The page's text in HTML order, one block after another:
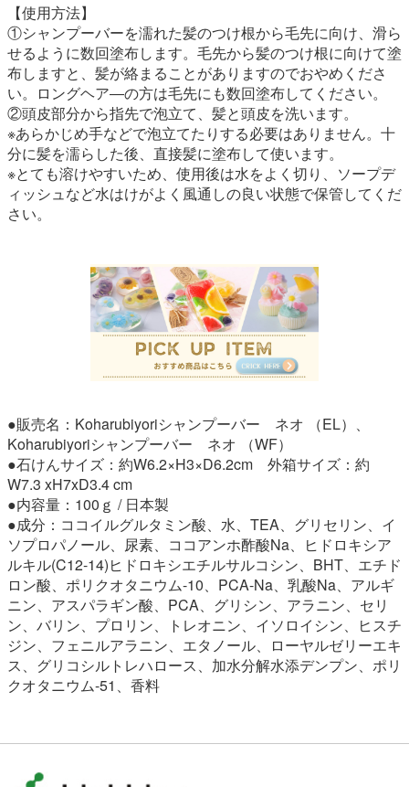
【使用方法】
①シャンプーバーを濡れた髪のつけ根から毛先に向け、滑ら
せるように数回塗布します。毛先から髪のつけ根に向けて塗
布しますと、髪が絡まることがありますのでおやめくださ
い。ロングヘア―の方は毛先にも数回塗布してください。
②頭皮部分から指先で泡立て、髪と頭皮を洗います。
※あらかじめ手などで泡立てたりする必要はありません。十
分に髪を濡らした後、直接髪に塗布して使います。
※とても溶けやすいため、使用後は水をよく切り、ソープデ
ィッシュなど水はけがよく風通しの良い状態で保管してくだ
さい。
●販売名：Koharubiyoriシャンプーバー ネオ （EL）、
Koharubiyoriシャンプーバー ネオ （WF）
●石けんサイズ：約W6.2×H3×D6.2cm 外箱サイズ：約
W‎7.3 xH7xD3.4 cm
●内容量：100ｇ / 日本製
●成分：ココイルグルタミン酸、水、TEA、グリセリン、イ
ソプロパノール、尿素、ココアンホ酢酸Na、ヒドロキシア
ルキル(C12-14)ヒドロキシエチルサルコシン、BHT、エチド
ロン酸、ポリクオタニウム-10、PCA-Na、乳酸Na、アルギ
ニン、アスパラギン酸、PCA、グリシン、アラニン、セリ
ン、バリン、プロリン、トレオニン、イソロイシン、ヒスチ
ジン、フェニルアラニン、エタノール、ローヤルゼリーエキ
ス、グリコシルトレハロース、加水分解水添デンプン、ポリ
クオタニウム-51、香料